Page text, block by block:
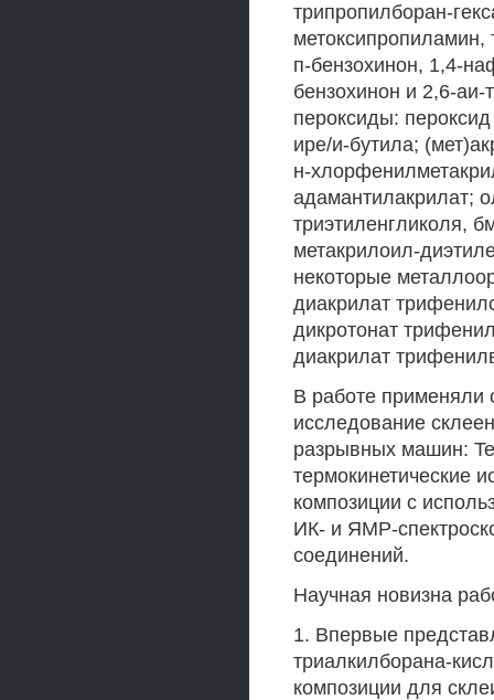
трипропилборан-
п-бензохинон, 1,4-
бензохинон и 2,6-аи-
пероксиды:
ире/и-бутила;
н-
адамантилакрилат;
триэтиленгликоля,
метакрилоил-
некоторые
диакрилат
дикротонат
диакрилат
В работе
исследование
разрывных машин:
термокинетические
композиции с
ИК- и ЯМР-
соединений.
Научная новизна
1. Впервые
триалкилборана-
композиции для